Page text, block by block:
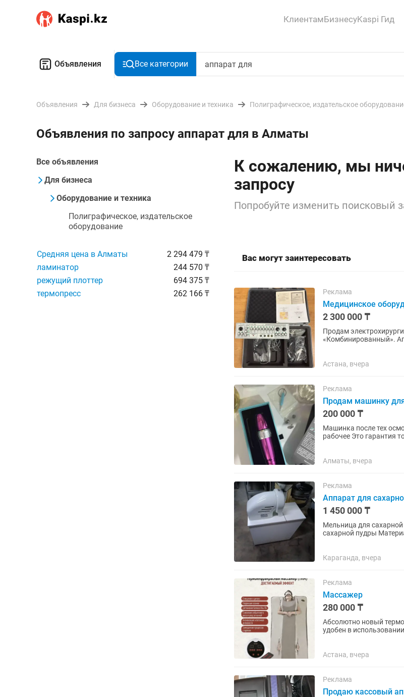
КлиентамБизнесуKaspi Гид
Объявления Все категории
Объявления Для бизнеса Оборудование и техника Полиграфическое, издательское
Объявления по запросу аппарат для в Алматы
Все объявления
Для бизнеса
Оборудование и техника
Полиграфическое, издательское
оборудование
Средняя цена в Алматы
2 294 479 ₸
ламинатор
244 570 ₸
режущий плоттер
694 375 ₸
термопресс
262 166 ₸
К сожалению, мы
запросу
Попробуйте изменить поисковый
Вас могут заинтересовать
Реклама
Медицинское
2 300 000 ₸
Продам
«Комбинированный».
Астана, вчера
Реклама
Продам машинку
200 000 ₸
Машинка после тех
рабочее Это гарантия того, что она будет работать ещё долго и радовать вас
Алматы, вчера
Реклама
Аппарат для
1 450 000 ₸
Мельница для
сахарной пудры
Караганда, вчера
Реклама
Массажер
280 000 ₸
Абсолютно новый
удобен в
Астана, вчера
Реклама
Продаю кассовый